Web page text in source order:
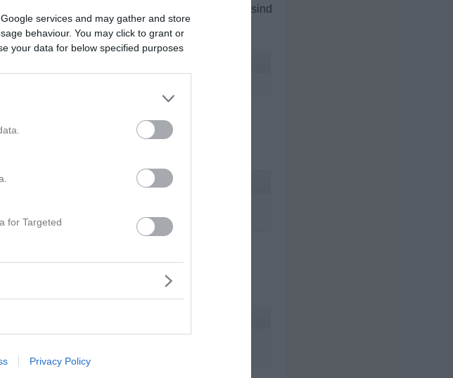
services and may gather and store
behaviour. You may click to grant or
your data for below specified purposes
for Targeted
Privacy Policy
kommen meist nicht von ungefähr und sind
letztes Gespräch sei.
es ihm ja schon vorher gelungen.
den Kontakt gesucht hatte. Er erwiderte lediglich,
und symptomatisch für einen unsicheren,
gibt. Ich wäre gerne mit ihm weitergegangen, aber